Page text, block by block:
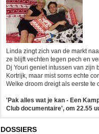
Linda zingt zich van de markt
ze blijft vechten tegen pech en
Dj Youri geniet intussen van zijn
Kortrijk, maar mist soms echte
Welke droom dreigt als eerste te
'Pak alles wat je kan - Een
Club documentaire', om 22.55
DOSSIERS